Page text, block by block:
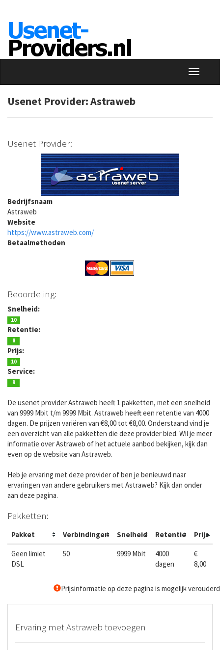
Usenet Provider: Astraweb
Usenet Provider:
Bedrijfsnaam
Astraweb
Website
https://www.astraweb.com/
Betaalmethoden
Beoordeling:
Snelheid:
10
Retentie:
8
Prijs:
10
Service:
9
De usenet provider Astraweb heeft 1 pakketten, met een snelheid
van 9999 Mbit t/m 9999 Mbit. Astraweb heeft een retentie van 4000
dagen. De prijzen variëren van €8,00 tot €8,00. Onderstaand vind je
een overzicht van alle pakketten die deze provider bied. Wil je meer
informatie over Astraweb of het actuele aanbod bekijken, kijk dan
even op de website van Astraweb.
Heb je ervaring met deze provider of ben je benieuwd naar
ervaringen van andere gebruikers met Astraweb? Kijk dan onder
aan deze pagina.
Pakketten:
Pakket Verbindingen Snelheid Retentie Prijs
Geen limiet
DSL
50 9999 Mbit
4000
dagen
€
8,00
Prijsinformatie op deze pagina is mogelijk verouderd
Ervaring met Astraweb toevoegen